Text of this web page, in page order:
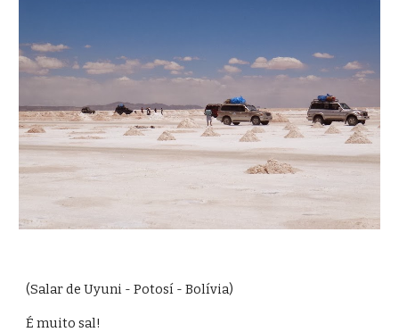
(Salar de Uyuni - Potosí - Bolívia)
É muito sal!